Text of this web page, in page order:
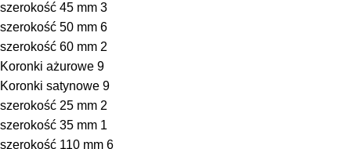
szerokość 45 mm 3
szerokość 50 mm 6
szerokość 60 mm 2
Koronki ażurowe 9
Koronki satynowe 9
szerokość 25 mm 2
szerokość 35 mm 1
szerokość 110 mm 6